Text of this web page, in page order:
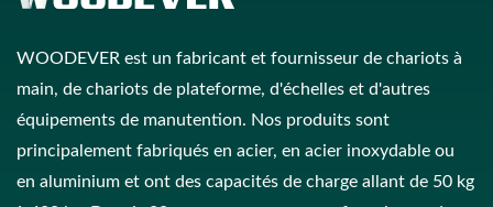
WOODEVER est un fabricant et fournisseur de chariots à
main, de chariots de plateforme, d'échelles et d'autres
équipements de manutention. Nos produits sont
principalement fabriqués en acier, en acier inoxydable ou
en aluminium et ont des capacités de charge allant de 50 kg